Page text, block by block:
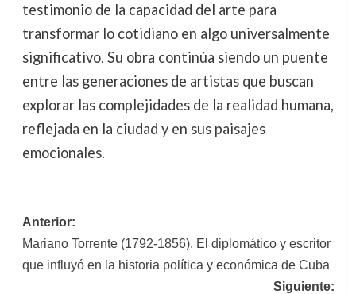
testimonio de la capacidad del arte para
transformar lo cotidiano en algo universalmente
significativo. Su obra continúa siendo un puente
entre las generaciones de artistas que buscan
explorar las complejidades de la realidad humana,
reflejada en la ciudad y en sus paisajes
emocionales.
Navegación
de
entradas
Anterior:
Mariano Torrente (1792-1856). El diplomático y escritor
que influyó en la historia política y económica de Cuba
Siguiente: